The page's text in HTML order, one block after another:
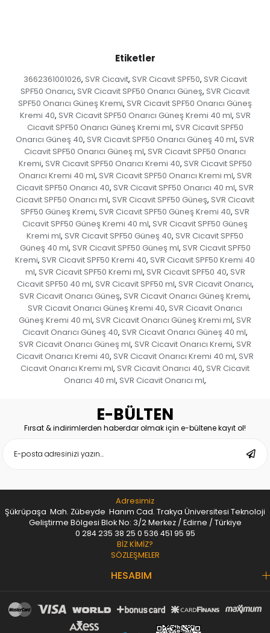
Etiketler
3662361001026, SVR Cicavit, SVR Cicavit SPF50, SVR Cicavit
SPF50 Onarıcı, SVR Cicavit SPF50 Onarıcı Güneş, SVR Cicavit
SPF50 Onarıcı Güneş Kremi, SVR Cicavit SPF50 Onarıcı Güneş
Kremi 40, SVR Cicavit SPF50 Onarıcı Güneş Kremi 40 ml, SVR
Cicavit SPF50 Onarıcı Güneş Kremi ml, SVR Cicavit SPF50
Onarıcı Güneş 40, SVR Cicavit SPF50 Onarıcı Güneş 40 ml, SVR
Cicavit SPF50 Onarıcı Güneş ml, SVR Cicavit SPF50 Onarıcı
Kremi, SVR Cicavit SPF50 Onarıcı Kremi 40, SVR Cicavit SPF50
Onarıcı Kremi 40 ml, SVR Cicavit SPF50 Onarıcı Kremi ml, SVR
Cicavit SPF50 Onarıcı 40, SVR Cicavit SPF50 Onarıcı 40 ml, SVR
Cicavit SPF50 Onarıcı ml, SVR Cicavit SPF50 Güneş, SVR Cicavit
SPF50 Güneş Kremi, SVR Cicavit SPF50 Güneş Kremi 40, SVR
Cicavit SPF50 Güneş Kremi 40 ml, SVR Cicavit SPF50 Güneş
Kremi ml, SVR Cicavit SPF50 Güneş 40, SVR Cicavit SPF50
Güneş 40 ml, SVR Cicavit SPF50 Güneş ml, SVR Cicavit SPF50
Kremi, SVR Cicavit SPF50 Kremi 40, SVR Cicavit SPF50 Kremi 40
ml, SVR Cicavit SPF50 Kremi ml, SVR Cicavit SPF50 40, SVR
Cicavit SPF50 40 ml, SVR Cicavit SPF50 ml, SVR Cicavit Onarıcı,
SVR Cicavit Onarıcı Güneş, SVR Cicavit Onarıcı Güneş Kremi,
SVR Cicavit Onarıcı Güneş Kremi 40, SVR Cicavit Onarıcı
Güneş Kremi 40 ml, SVR Cicavit Onarıcı Güneş Kremi ml, SVR
Cicavit Onarıcı Güneş 40, SVR Cicavit Onarıcı Güneş 40 ml,
SVR Cicavit Onarıcı Güneş ml, SVR Cicavit Onarıcı Kremi, SVR
Cicavit Onarıcı Kremi 40, SVR Cicavit Onarıcı Kremi 40 ml, SVR
Cicavit Onarıcı Kremi ml, SVR Cicavit Onarıcı 40, SVR Cicavit
Onarıcı 40 ml, SVR Cicavit Onarıcı ml,
E-BÜLTEN
Fırsat & indirimlerden haberdar olmak için e-bültene kayıt ol!
Adresimiz
Şükrüpaşa Mah. Zübeyde Hanım Cad. Trakya Üniversitesi Teknoloji
Geliştirme Bölgesi Blok No: 3/2 Merkez / Edirne / Türkiye
0 284 235 38 25 0 536 451 95 95
BİZ KİMİZ?
SÖZLEŞMELER
HESABIM